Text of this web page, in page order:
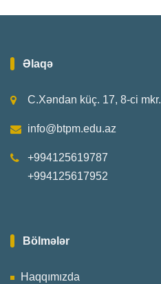
Əlaqə
C.Xəndan küç. 17, 8-ci mkr.
info@btpm.edu.az
+994125619787
+994125617952
Bölmələr
Haqqımızda